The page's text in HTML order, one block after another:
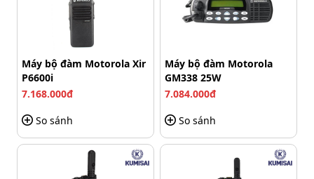
Máy bộ đàm Motorola Xir
P6600i
7.168.000đ
So sánh
Máy bộ đàm Motorola
GM338 25W
7.084.000đ
So sánh